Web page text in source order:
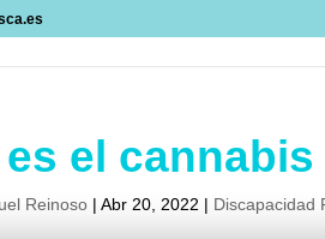
es el
Reinoso |Abr 20, 2022 | Discapacidad